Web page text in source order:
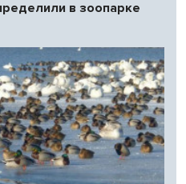
в зоопарке